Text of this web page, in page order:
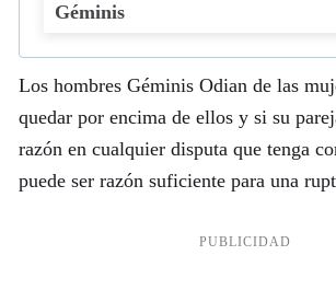
Géminis
Los hombres Géminis Odian de las
quedar por encima de ellos y si su
razón en cualquier disputa que tenga
puede ser razón suficiente para una